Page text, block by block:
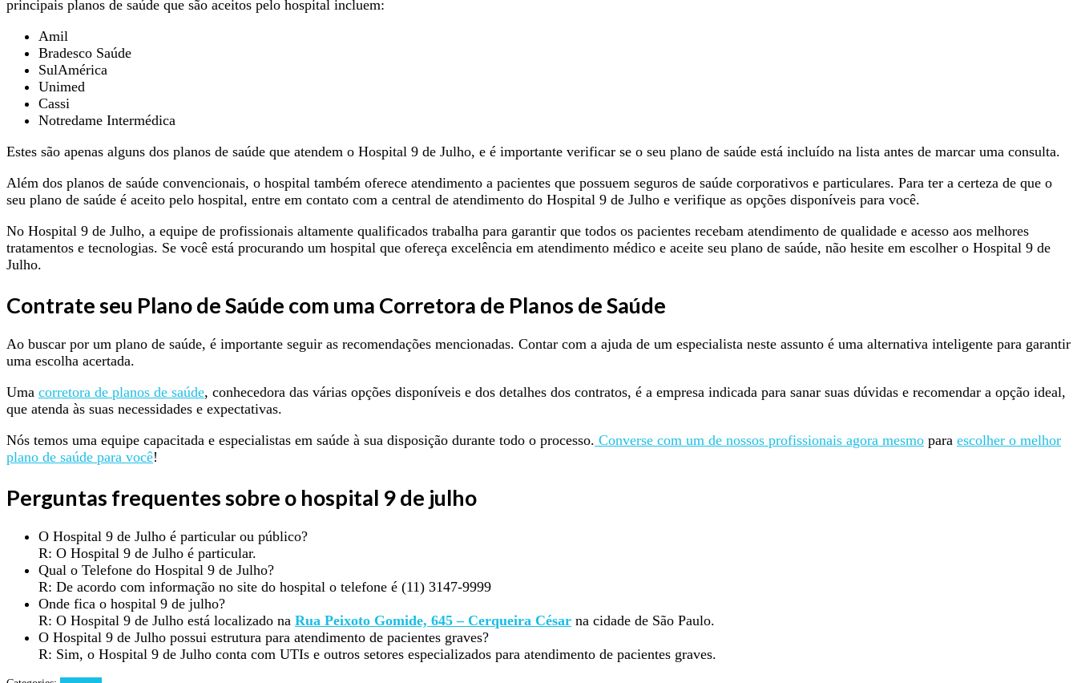
principais planos de saúde que são aceitos pelo hospital incluem:
Amil
Bradesco Saúde
SulAmérica
Unimed
Cassi
Notredame Intermédica
Estes são apenas alguns dos planos de saúde que atendem o Hospital 9 de Julho, e é importante verificar se o seu plano de saúde está incluído na lista antes de marcar uma consulta.
Além dos planos de saúde convencionais, o hospital também oferece atendimento a pacientes que possuem seguros de saúde corporativos e particulares. Para ter a certeza de que o
seu plano de saúde é aceito pelo hospital, entre em contato com a central de atendimento do Hospital 9 de Julho e verifique as opções disponíveis para você.
No Hospital 9 de Julho, a equipe de profissionais altamente qualificados trabalha para garantir que todos os pacientes recebam atendimento de qualidade e acesso aos melhores
tratamentos e tecnologias. Se você está procurando um hospital que ofereça excelência em atendimento médico e aceite seu plano de saúde, não hesite em escolher o Hospital 9 de
Julho.
Contrate seu Plano de Saúde com uma Corretora de Planos de Saúde
Ao buscar por um plano de saúde, é importante seguir as recomendações mencionadas. Contar com a ajuda de um especialista neste assunto é uma alternativa inteligente para garantir
uma escolha acertada.
Uma corretora de planos de saúde, conhecedora das várias opções disponíveis e dos detalhes dos contratos, é a empresa indicada para sanar suas dúvidas e recomendar a opção ideal,
que atenda às suas necessidades e expectativas.
Nós temos uma equipe capacitada e especialistas em saúde à sua disposição durante todo o processo. Converse com um de nossos profissionais agora mesmo para escolher o melhor
plano de saúde para você!
Perguntas frequentes sobre o hospital 9 de julho
O Hospital 9 de Julho é particular ou público?
R: O Hospital 9 de Julho é particular.
Qual o Telefone do Hospital 9 de Julho?
R: De acordo com informação no site do hospital o telefone é (11) 3147-9999
Onde fica o hospital 9 de julho?
R: O Hospital 9 de Julho está localizado na Rua Peixoto Gomide, 645 – Cerqueira César na cidade de São Paulo.
O Hospital 9 de Julho possui estrutura para atendimento de pacientes graves?
R: Sim, o Hospital 9 de Julho conta com UTIs e outros setores especializados para atendimento de pacientes graves.